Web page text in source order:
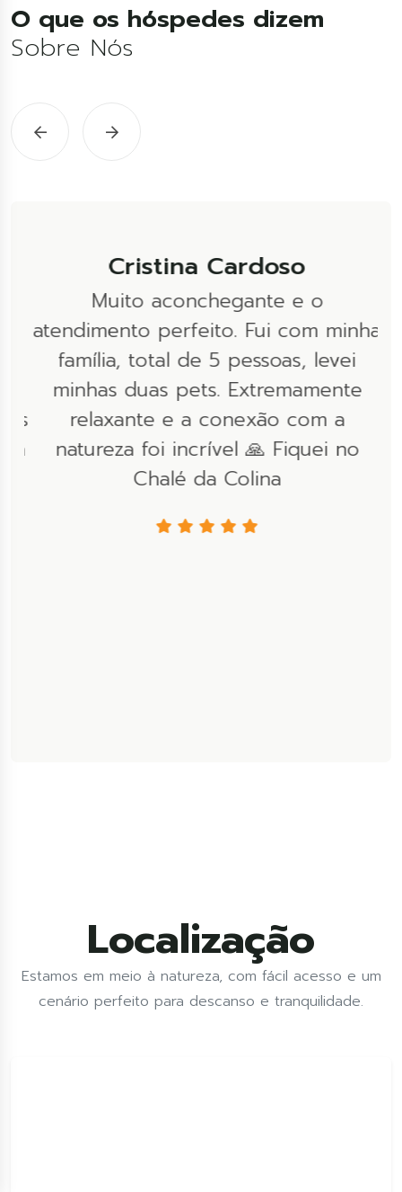
O que os hóspedes dizem
Sobre Nós
Cristina Cardoso
Muito aconchegante e o
atendimento perfeito. Fui com minha
família, total de 5 pessoas, levei
minhas duas pets. Extremamente
relaxante e a conexão com a
natureza foi incrível 🙏 Fiquei no
Chalé da Colina
Localização
Estamos em meio à natureza, com fácil acesso e um
cenário perfeito para descanso e tranquilidade.